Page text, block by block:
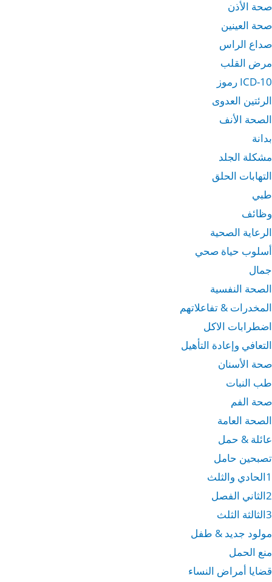
صحة الأذن
صحة العينين
صداع الراس
مرض القلب
ICD-10 رموز
الرئتين العدوى
الصحة الأنف
بدانة
مشكلة الجلد
التهابات الحلق
طبي
وظائف
الرعاية الصحية
أسلوب حياة صحي
جمال
الصحة النفسية
المخدرات & تفاعلاتهم
اضطرابات الاكل
التعافي وإعادة التأهيل
صحة الأسنان
طب النبات
صحة الفم
الصحة العامة
عائلة & حمل
تصبحين حامل
1الحادي والثلث
2الثاني الفصل
3الثالثة الثلث
مولود جديد & طفل
منع الحمل
قضايا أمراض النساء